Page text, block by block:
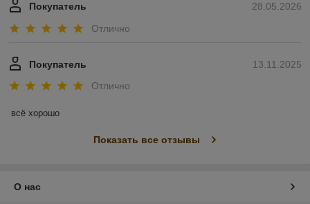
28.05.2026
Покупатель
Отлично
13.11.2025
Покупатель
Отлично
всё хорошо
Показать все отзывы
О нас